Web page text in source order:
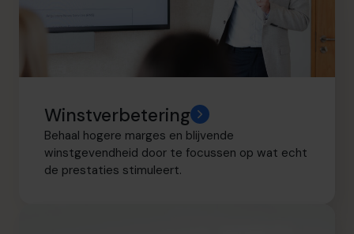
Winstverbetering
Behaal hogere marges en blijvende
winstgevendheid door te focussen op wat echt
de prestaties stimuleert.